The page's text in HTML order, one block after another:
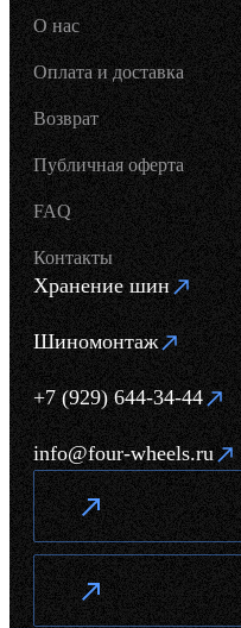
О нас
Оплата и доставка
Возврат
Публичная оферта
FAQ
Контакты
Хранение шин
Шиномонтаж
+7 (929) 644-34-44
info@four-wheels.ru